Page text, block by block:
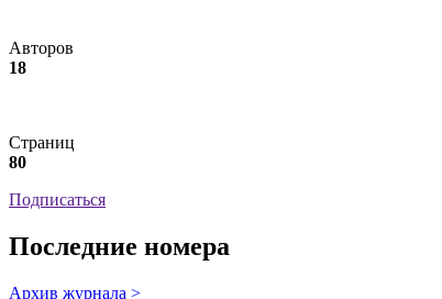
Авторов
18
Страниц
80
Подписаться
Последние номера
Архив журнала >